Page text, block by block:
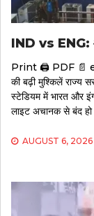
IND vs ENG:
Print 🖨 PDF 📄
की बढ़ी मुश्किलें राज्य
स्टेडियम में भारत और
लाइट अचानक से बंद
AUGUST 6, 2026